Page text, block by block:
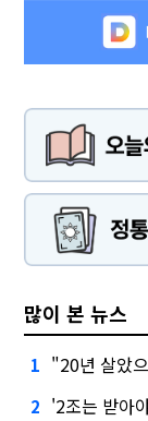
많이 본 뉴스
1 "20년 살았
2 '2조는 받아